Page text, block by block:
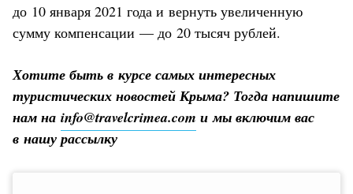
до 10 января 2021 года и вернуть увеличенную
сумму компенсации — до 20 тысяч рублей.
Хотите быть в курсе самых интересных
туристических новостей Крыма? Тогда напишите
нам на info@travelcrimea.com и мы включим вас
в нашу рассылку